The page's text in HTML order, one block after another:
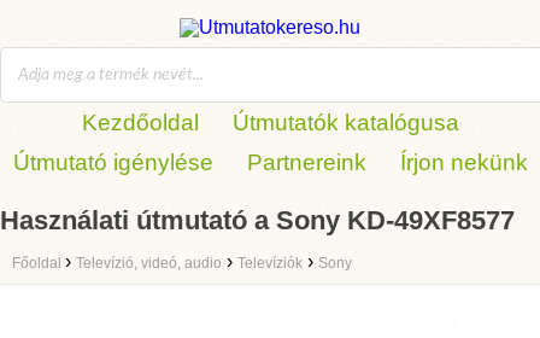
Kezdőoldal
Útmutatók katalógusa
Útmutató igénylése
Partnereink Írjon nekünk
Használati útmutató a Sony KD-49XF8577
Főoldal › Televízió, videó, audio › Televíziók › Sony